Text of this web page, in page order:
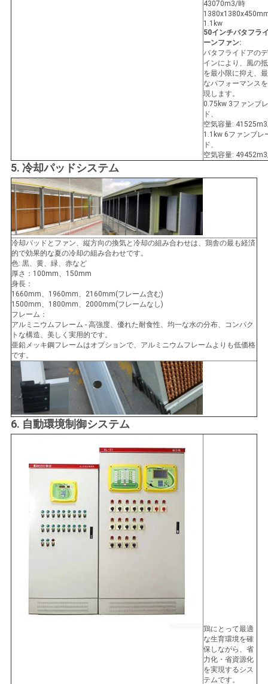
43070m3/時
1.1kw
50インチバタフラ
ーンファン:
バタフライドアの
インにより、風の
を最小限に抑え、
なパフォーマンス
現します。
0.75kw 3ファンブ
ド、
空気容量:
1.1kw 6ファンブレ
ド、
空気容量:
5. 冷却パッドシステム
冷却パッドとファン、縦方向の換気と冷却の組み合わせは、鶏舎の最も経済
的で効果的な夏の冷却の組み合わせです。
色: 黒、黄、緑、赤など
厚さ：100mm、150mm
身長：
1660mm、1960mm、2160mm(フレーム含む)
1500mm、1800mm、2000mm(フレームなし)
フレーム：
アルミニウムフレーム - 高強度、優れた耐食性、均一な水の分布、コンパク
トな構造、美しく実用的です。
亜鉛メッキ鋼フレームはオプションで、アルミニウムフレームよりも低価格
です。
6. 自動環境制御システム
鶏にとって最適
な生育環境を確
保しながら、省
力化・省資源化
を実現するシス
テムです。